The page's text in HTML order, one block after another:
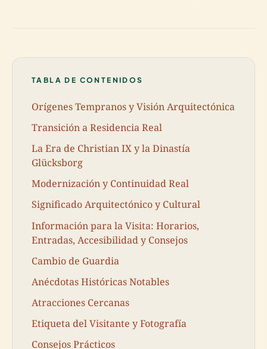
TABLA DE CONTENIDOS
Orígenes Tempranos y Visión Arquitectónica
Transición a Residencia Real
La Era de Christian IX y la Dinastía
Glücksborg
Modernización y Continuidad Real
Significado Arquitectónico y Cultural
Información para la Visita: Horarios,
Entradas, Accesibilidad y Consejos
Cambio de Guardia
Anécdotas Históricas Notables
Atracciones Cercanas
Etiqueta del Visitante y Fotografía
Consejos Prácticos